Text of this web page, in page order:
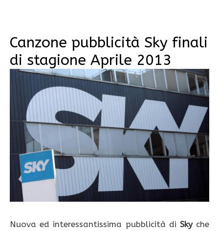
Canzone pubblicità Sky finali
di stagione Aprile 2013
Nuova ed interessantissima pubblicità di Skyche